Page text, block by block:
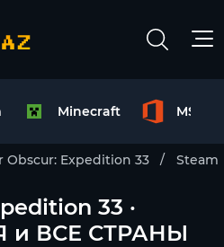
Minecraft MS
Obscur: Expedition 33 Steam
33 ·
и ВСЕ СТРАНЫ